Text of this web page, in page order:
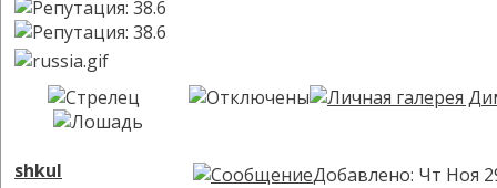
shkul Добавлено: Чт Ноя